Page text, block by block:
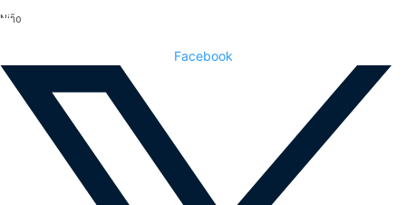
Niño
Facebook